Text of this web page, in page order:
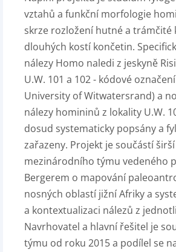
vztahů a funkční morfologie
skrze rozložení hutné a trámčité
dlouhých kostí končetin.
nálezy Homo naledi z jeskyně
U.W. 101 a 102 - kódové
University of Witwatersrand) a
nálezy homininů z lokality U.W.
dosud systematicky popsány a
zařazeny. Projekt je součástí
mezinárodního týmu vedeného
Bergerem o mapování
nosných oblastí jižní Afriky a
a kontextualizaci nálezů z
Navrhovatel a hlavní řešitel je
týmu od roku 2015 a podílel se